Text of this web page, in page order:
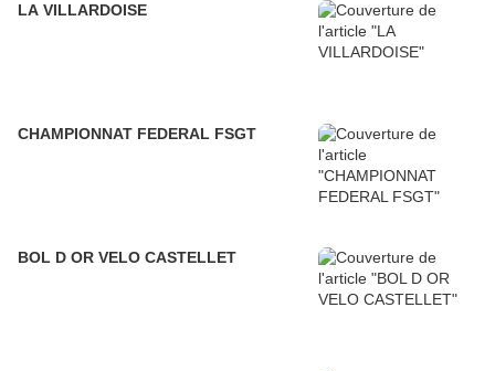
LA VILLARDOISE
CHAMPIONNAT FEDERAL FSGT
BOL D OR VELO CASTELLET